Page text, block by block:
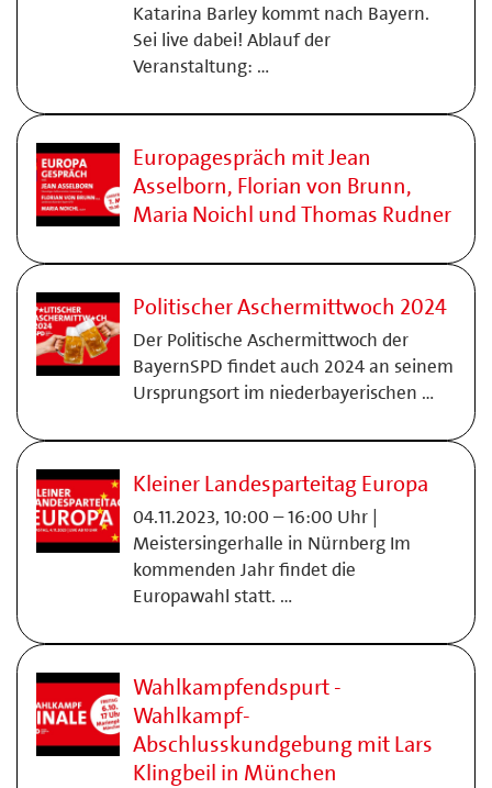
Katarina Barley kommt nach Bayern.
Sei live dabei! Ablauf der
Veranstaltung: …
Europagespräch mit Jean
Asselborn, Florian von Brunn,
Maria Noichl und Thomas Rudner
Politischer Aschermittwoch 2024
Der Politische Aschermittwoch der
BayernSPD findet auch 2024 an seinem
Ursprungsort im niederbayerischen …
Kleiner Landesparteitag Europa
04.11.2023, 10:00 – 16:00 Uhr |
Meistersingerhalle in Nürnberg Im
kommenden Jahr findet die
Europawahl statt. …
Wahlkampfendspurt -
Wahlkampf-
Abschlusskundgebung mit Lars
Klingbeil in München